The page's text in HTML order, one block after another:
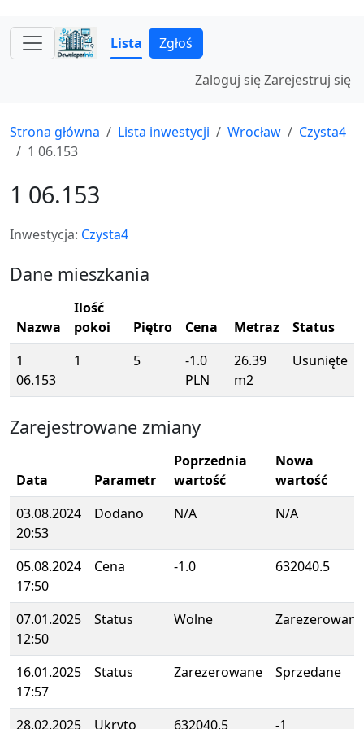
Lista Zgłoś
Zaloguj sięZarejestruj się
Strona główna Lista inwestycji Wrocław
Czysta4
1 06.153
1 06.153
Inwestycja: Czysta4
Dane mieszkania
Nazwa
Ilość
pokoi
Piętro Cena Metraz
Status
1
06.153
1 5
-1.0
PLN
26.39
m2
Usunięte
Zarejestrowane zmiany
Data Parametr
Poprzednia
wartość
Nowa
wartość
03.08.2024
20:53
Dodano N/A N/A
05.08.2024
17:50
Cena -1.0 632040.5
07.01.2025
12:50
Status Wolne Zarezerowane
16.01.2025
17:57
Status Zarezerowane Sprzedane
28.02.2025 Ukryto 632040.5 -1